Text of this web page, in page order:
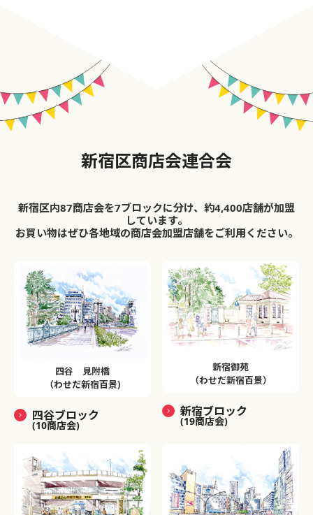
新宿区商店会連合会
新宿区内87商店会を7ブロックに分け、約4,400店舗が加盟
しています。
お買い物はぜひ各地域の商店会加盟店舗をご利用ください。
四谷 見附橋
（わせだ新宿百景)
四谷ブロック
(10商店会)
新宿御苑
（わせだ新宿百景）
新宿ブロック
(19商店会)